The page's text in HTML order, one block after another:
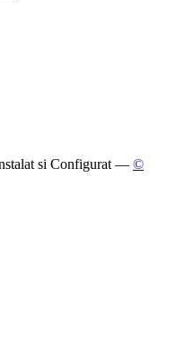
si Configurat — ©